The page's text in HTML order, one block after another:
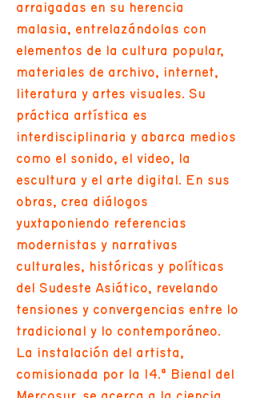
arraigadas en su herencia
malasia, entrelazándolas con
elementos de la cultura popular,
materiales de archivo, internet,
literatura y artes visuales. Su
práctica artística es
interdisciplinaria y abarca medios
como el sonido, el video, la
escultura y el arte digital. En sus
obras, crea diálogos
yuxtaponiendo referencias
modernistas y narrativas
culturales, históricas y políticas
del Sudeste Asiático, revelando
tensiones y convergencias entre lo
tradicional y lo contemporáneo.
La instalación del artista,
comisionada por la 14.ª Bienal del